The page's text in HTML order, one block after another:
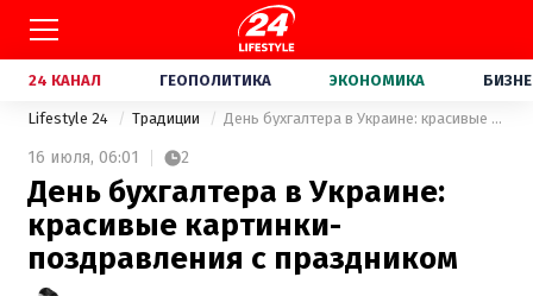
24 КАНАЛ ГЕОПОЛИТИКА ЭКОНОМИКА
Lifestyle 24 Традиции День бухгалтера в Украине: красивые картинки-поздравления с праздником
16 июля, 06:01 2
День бухгалтера в Украине:
красивые картинки-
поздравления с праздником